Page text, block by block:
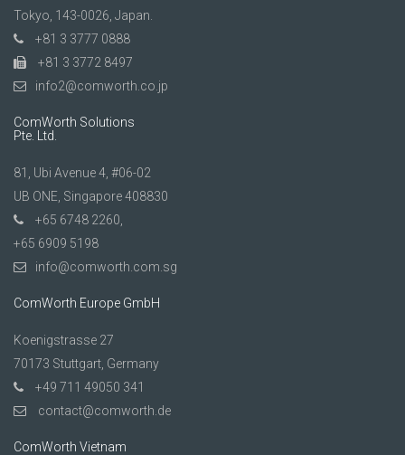
Tokyo, 143-0026, Japan.
+81 3 3777 0888
+81 3 3772 8497
info2@comworth.co.jp
ComWorth Solutions
Pte. Ltd.
81, Ubi Avenue 4, #06-02
UB ONE, Singapore 408830
+65 6748 2260,
+65 6909 5198
info@comworth.com.sg
ComWorth Europe GmbH
Koenigstrasse 27
70173 Stuttgart, Germany
+49 711 49050 341
contact@comworth.de
ComWorth Vietnam